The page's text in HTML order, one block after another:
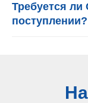
Требуется
поступлении?